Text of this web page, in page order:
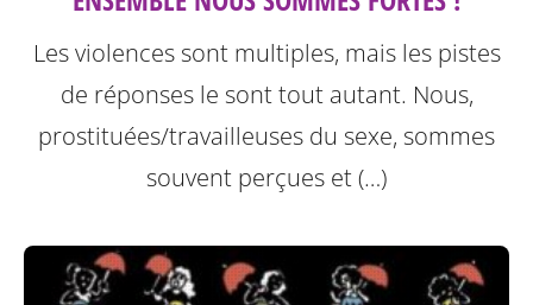
Les violences sont multiples, mais les pistes
de réponses le sont tout autant. Nous,
prostituées/travailleuses du sexe, sommes
souvent perçues et (…)